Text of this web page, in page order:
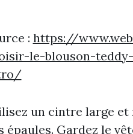
: https://
le-blouson-
un cintre large
épaules. Gardez le